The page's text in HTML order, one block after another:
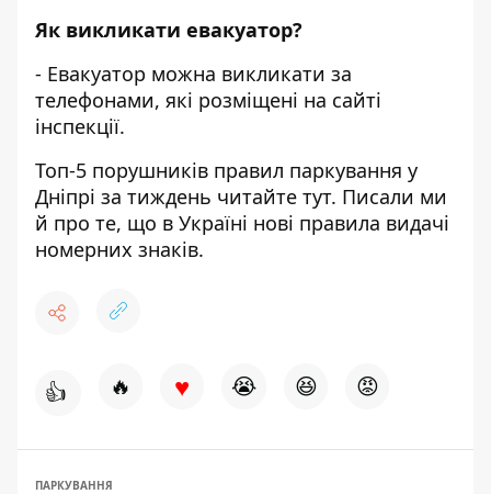
Як викликати евакуатор?
- Евакуатор можна викликати за
телефонами, які розміщені на сайті
інспекції.
Топ-5 порушників правил паркування у
Дніпрі за тиждень читайте тут. Писали ми
й про те, що в Україні нові правила видачі
номерних знаків.
👍 🔥 ♥ 😭 😆 😡
ПАРКУВАННЯ